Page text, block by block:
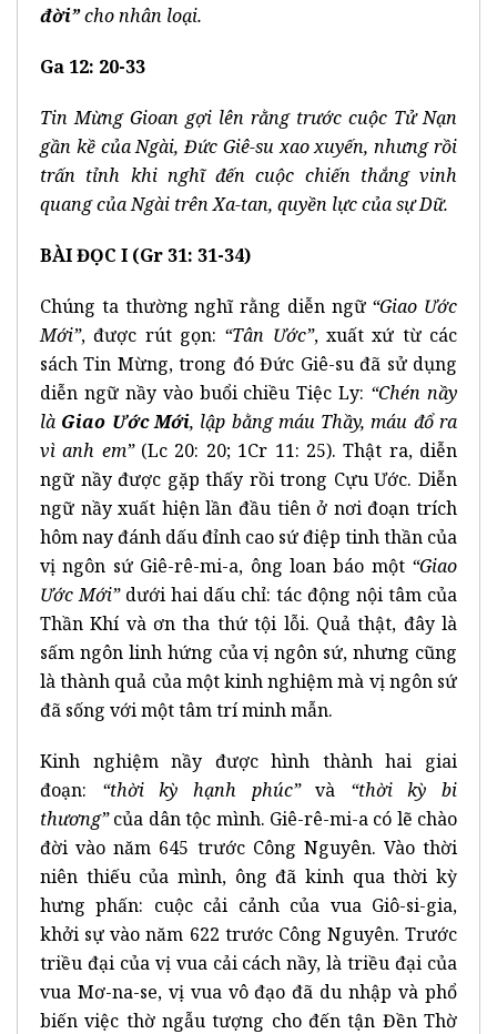
đời”cho nhân loại.
Ga 12: 20-33
Tin Mừng Gioan gợi lên rằng trước cuộc Tử Nạn
gần kề của Ngài, Đức Giê-su xao xuyến, nhưng rồi
trấn tỉnh khi nghĩ đến cuộc chiến thắng vinh
quang của Ngài trên Xa-tan, quyền lực của sự Dữ.
BÀI ĐỌC I (Gr 31: 31-34)
Chúng ta thường nghĩ rằng diễn ngữ “Giao Ước
Mới”, được rút gọn: “Tân Ước”, xuất xứ từ các
sách Tin Mừng, trong đó Đức Giê-su đã sử dụng
diễn ngữ nầy vào buổi chiều Tiệc Ly: “Chén nầy
là Giao Ước Mới, lập bằng máu Thầy, máu đổ ra
vì anh em” (Lc 20: 20; 1Cr 11: 25). Thật ra, diễn
ngữ nầy được gặp thấy rồi trong Cựu Ước. Diễn
ngữ nầy xuất hiện lần đầu tiên ở nơi đoạn trích
hôm nay đánh dấu đỉnh cao sứ điệp tinh thần của
vị ngôn sứ Giê-rê-mi-a, ông loan báo một “Giao
Ước Mới” dưới hai dấu chỉ: tác động nội tâm của
Thần Khí và ơn tha thứ tội lỗi. Quả thật, đây là
sấm ngôn linh hứng của vị ngôn sứ, nhưng cũng
là thành quả của một kinh nghiệm mà vị ngôn sứ
đã sống với một tâm trí minh mẫn.
Kinh nghiệm nầy được hình thành hai giai
đoạn:
“thời kỳ hạnh phúc” và
“thời kỳ bi
thương” của dân tộc mình. Giê-rê-mi-a có lẽ chào
đời vào năm 645 trước Công Nguyên. Vào thời
niên thiếu của mình, ông đã kinh qua thời kỳ
hưng phấn: cuộc cải cảnh của vua Giô-si-gia,
khởi sự vào năm 622 trước Công Nguyên. Trước
triều đại của vị vua cải cách nầy, là triều đại của
vua Mơ-na-se, vị vua vô đạo đã du nhập và phổ
biến việc thờ ngẫu tượng cho đến tận Đền Thờ